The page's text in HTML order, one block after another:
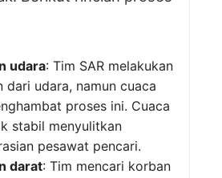
udara: Tim SAR melakukan
dari udara, namun cuaca
proses ini. Cuaca
stabil menyulitkan
pesawat pencari.
darat: Tim mencari korban